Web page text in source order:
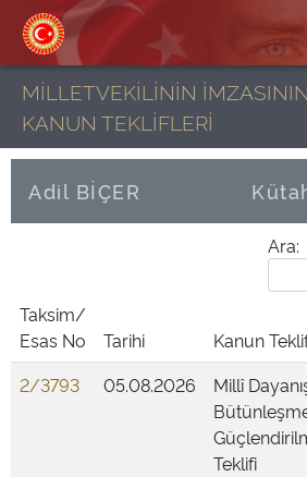
MİLLETVEKİLİNİN
KANUN TEKLİFLERİ
Adil BİÇER
Ara:
Taksim/
Esas No
Tarihi
Kanun
2/3793
05.08.2026
Millî
Teklifi